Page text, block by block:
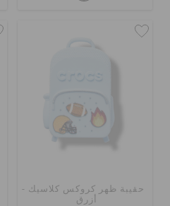
حقيبة ظهر كروكس كلاسيك -
أزرق